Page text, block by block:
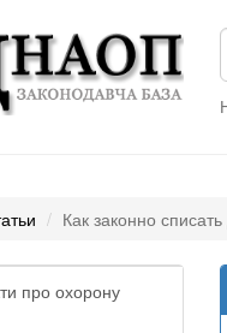
Как законно
про охорону